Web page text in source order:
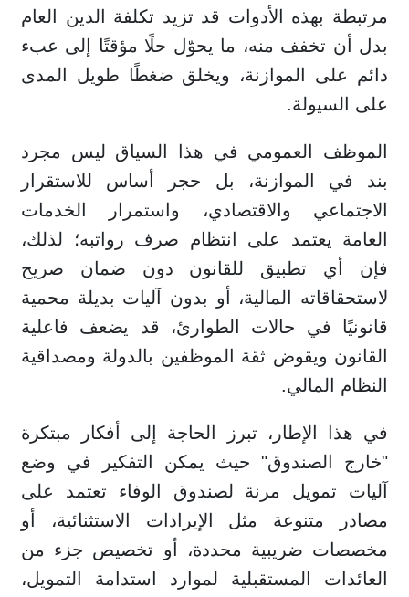
مرتبطة بهذه الأدوات قد تزيد تكلفة الدين العام
بدل أن تخفف منه، ما يحوّل حلًا مؤقتًا إلى عبء
دائم على الموازنة، ويخلق ضغطًا طويل المدى
على السيولة.
الموظف العمومي في هذا السياق ليس مجرد
بند في الموازنة، بل حجر أساس للاستقرار
الاجتماعي والاقتصادي، واستمرار الخدمات
العامة يعتمد على انتظام صرف رواتبه؛ لذلك،
فإن أي تطبيق للقانون دون ضمان صريح
لاستحقاقاته المالية، أو بدون آليات بديلة محمية
قانونيًا في حالات الطوارئ، قد يضعف فاعلية
القانون ويقوض ثقة الموظفين بالدولة ومصداقية
النظام المالي.
في هذا الإطار، تبرز الحاجة إلى أفكار مبتكرة
"خارج الصندوق" حيث يمكن التفكير في وضع
آليات تمويل مرنة لصندوق الوفاء تعتمد على
مصادر متنوعة مثل الإيرادات الاستثنائية، أو
مخصصات ضريبية محددة، أو تخصيص جزء من
العائدات المستقبلية لموارد استدامة التمويل،